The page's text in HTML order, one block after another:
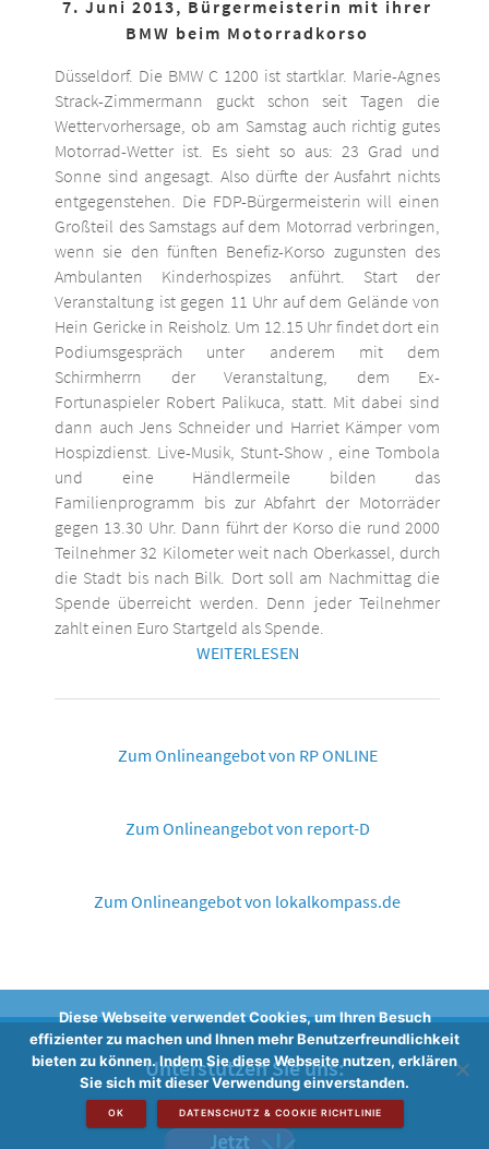
7. Juni 2013, Bürgermeisterin mit ihrer
BMW beim Motorradkorso
Düsseldorf. Die BMW C 1200 ist startklar. Marie-Agnes
Strack-Zimmermann guckt schon seit Tagen die
Wettervorhersage, ob am Samstag auch richtig gutes
Motorrad-Wetter ist. Es sieht so aus: 23 Grad und
Sonne sind angesagt. Also dürfte der Ausfahrt nichts
entgegenstehen. Die FDP-Bürgermeisterin will einen
Großteil des Samstags auf dem Motorrad verbringen,
wenn sie den fünften Benefiz-Korso zugunsten des
Ambulanten Kinderhospizes anführt. Start der
Veranstaltung ist gegen 11 Uhr auf dem Gelände von
Hein Gericke in Reisholz. Um 12.15 Uhr findet dort ein
Podiumsgespräch unter anderem mit dem
Schirmherrn der Veranstaltung, dem Ex-
Fortunaspieler Robert Palikuca, statt. Mit dabei sind
dann auch Jens Schneider und Harriet Kämper vom
Hospizdienst. Live-Musik, Stunt-Show , eine Tombola
und eine Händlermeile bilden das
Familienprogramm bis zur Abfahrt der Motorräder
gegen 13.30 Uhr. Dann führt der Korso die rund 2000
Teilnehmer 32 Kilometer weit nach Oberkassel, durch
die Stadt bis nach Bilk. Dort soll am Nachmittag die
Spende überreicht werden. Denn jeder Teilnehmer
zahlt einen Euro Startgeld als Spende.
WEITERLESEN
Zum Onlineangebot von RP ONLINE
Zum Onlineangebot von report-D
Zum Onlineangebot von lokalkompass.de
Unterstützen Sie uns:
Diese Webseite verwendet Cookies, um Ihren Besuch
effizienter zu machen und Ihnen mehr Benutzerfreundlichkeit
bieten zu können. Indem Sie diese Webseite nutzen, erklären
Sie sich mit dieser Verwendung einverstanden.
OK DATENSCHUTZ & COOKIE RICHTLINIE